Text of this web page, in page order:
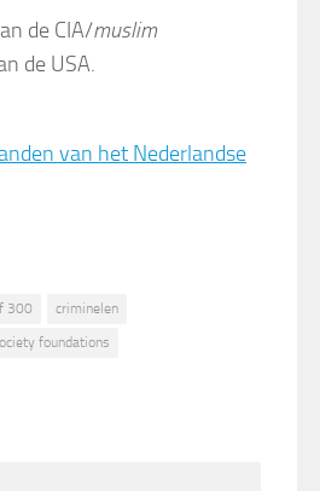
de CIA/muslim
de USA.
van het Nederlandse
300
criminelen
foundations